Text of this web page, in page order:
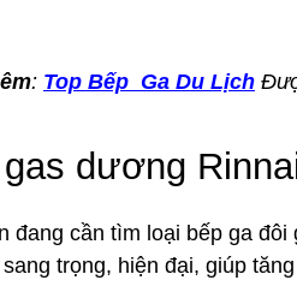
: Top Bếp Ga Du Lịch
dương
đang cần tìm loại bếp ga
trọng, hiện đại, giúp